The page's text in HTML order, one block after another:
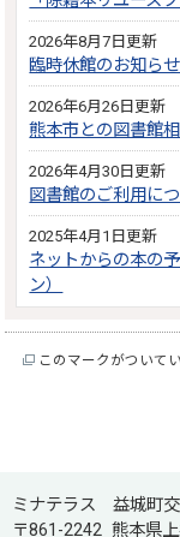
2026年8月7日更新
臨時休館のお知ら
2026年6月26日更新
熊本市との図書館
2026年4月30日更新
図書館のご利用に
2025年4月1日更新
ネットからの本の
ン）
このマークがついて
ミナテラス 益城町
〒861-2242 熊本県